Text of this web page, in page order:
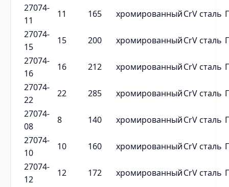
27074-
11
11 165 хромированныйCrV сталь
27074-
15
15 200 хромированныйCrV сталь
27074-
16
16 212 хромированныйCrV сталь
27074-
22
22 285 хромированныйCrV сталь
27074-
08
8 140 хромированныйCrV сталь
27074-
10
10 160 хромированныйCrV сталь
27074-
12
12 172 хромированныйCrV сталь